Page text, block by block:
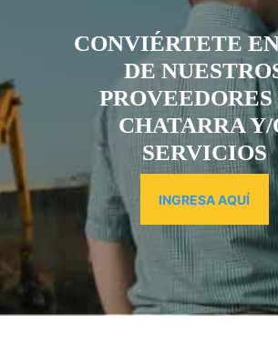
CONVIÉRTETE
DE
PROVEEDORES
CHATARRA Y/
SERVICIOS
INGRESA AQUÍ